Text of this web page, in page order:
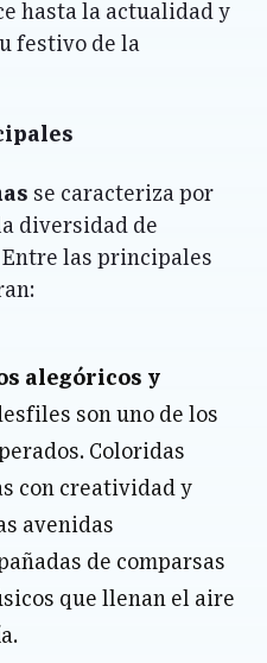
hasta la actualidad y
festivo de la
se caracteriza por
diversidad de
las principales
alegóricos y
son uno de los
Coloridas
con creatividad y
avenidas
de comparsas
que llenan el aire